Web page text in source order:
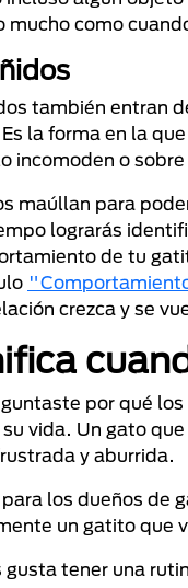
mucho como
también entran
la forma en la
incomoden o
maúllan para
lograrás
de tu
crezca y se
por qué
vida. Un gato
y aburrida.
los dueños de
un gatito que
gusta tener una